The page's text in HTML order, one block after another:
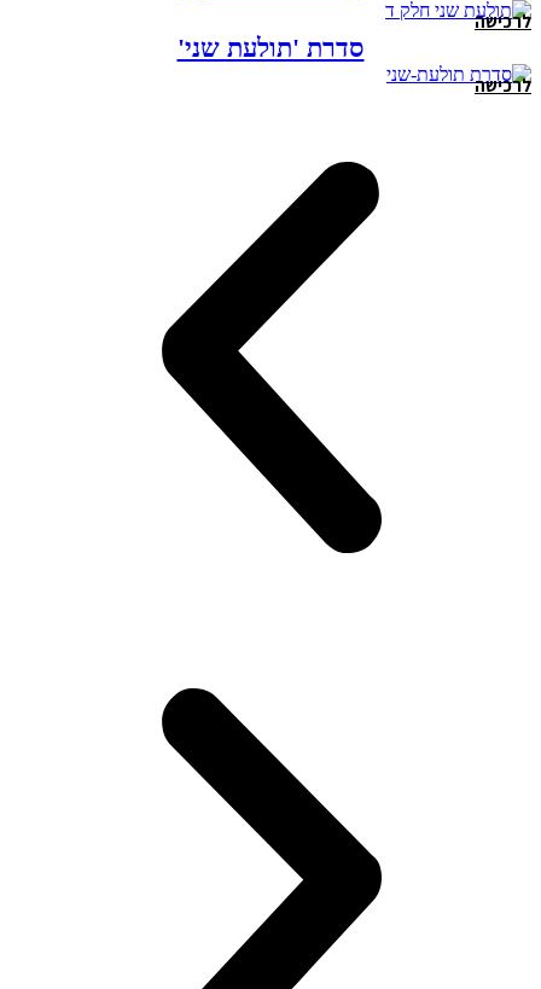
לרכישה
סדרת 'תולעת שני'
לרכישה